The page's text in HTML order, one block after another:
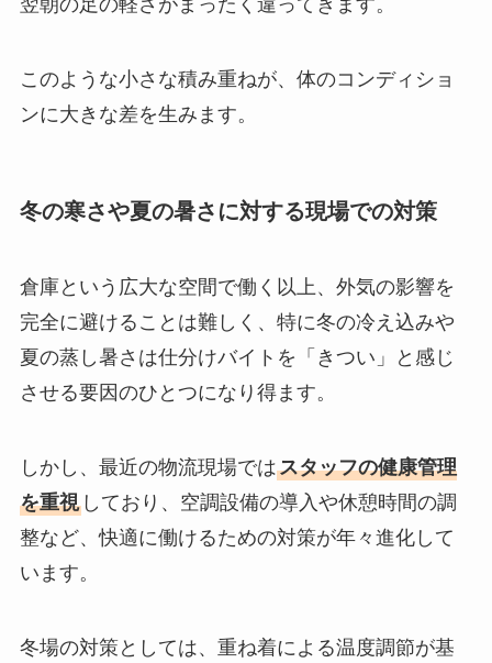
このような小さな積み重ねが、体のコンディショ
ンに大きな差を生みます。
冬の寒さや夏の暑さに対する現場での対策
倉庫という広大な空間で働く以上、外気の影響を
完全に避けることは難しく、特に冬の冷え込みや
夏の蒸し暑さは仕分けバイトを「きつい」と感じ
させる要因のひとつになり得ます。
しかし、最近の物流現場ではスタッフの健康管理
を重視しており、空調設備の導入や休憩時間の調
整など、快適に働けるための対策が年々進化して
います。
冬場の対策としては、重ね着による温度調節が基